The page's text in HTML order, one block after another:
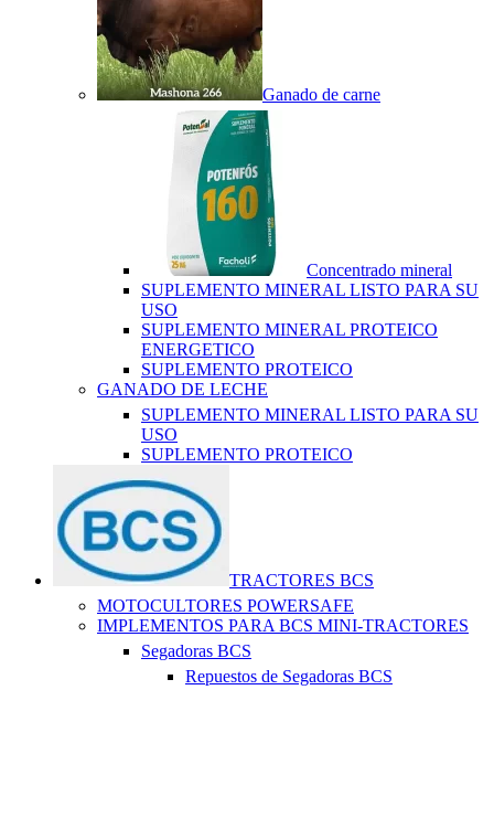
Ganado de carne
Concentrado mineral
SUPLEMENTO MINERAL LISTO PARA SU
USO
SUPLEMENTO MINERAL PROTEICO
ENERGETICO
SUPLEMENTO PROTEICO
GANADO DE LECHE
SUPLEMENTO MINERAL LISTO PARA SU
USO
SUPLEMENTO PROTEICO
TRACTORES BCS
MOTOCULTORES POWERSAFE
IMPLEMENTOS PARA BCS MINI-TRACTORES
Segadoras BCS
Repuestos de Segadoras BCS